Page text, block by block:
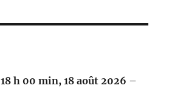
18 h 00 min,18 août 2026 –